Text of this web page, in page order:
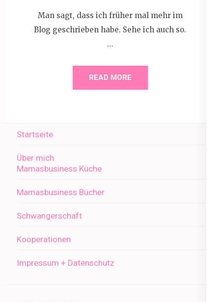
Man sagt, dass ich früher mal mehr im
Blog geschrieben habe. Sehe ich auch so.
…
READ MORE
Startseite
Über mich
Mamasbusiness Küche
Mamasbusiness Bücher
Schwangerschaft
Kooperationen
Impressum + Datenschutz